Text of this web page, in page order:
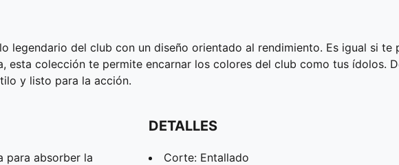
legendario del club con un diseño orientado al rendimiento. Es igual si te
colección te permite encarnar los colores del club como tus ídolos.
y listo para la acción.
para absorber la
DETALLES
Corte: Entallado